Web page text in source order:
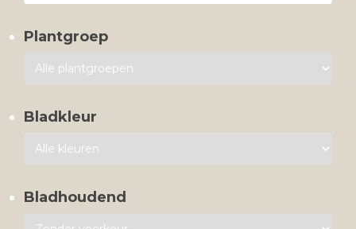
Plantgroep
Bladkleur
Bladhoudend